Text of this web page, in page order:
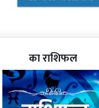
का राशिफल